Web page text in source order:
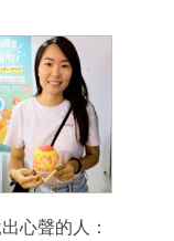
心聲的人：